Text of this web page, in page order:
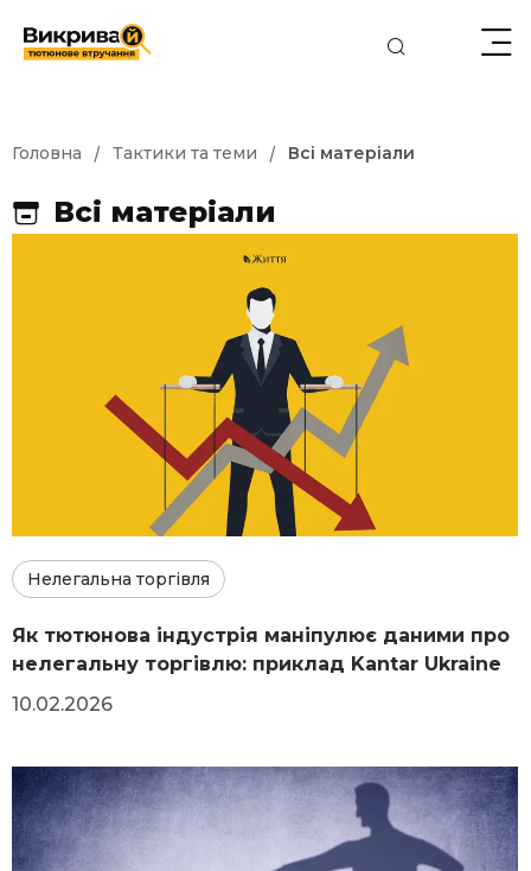
Головна / Тактики та теми / Всі матеріали
Всі матеріали
Нелегальна торгівля
Як тютюнова індустрія маніпулює даними про
нелегальну торгівлю: приклад Kantar Ukraine
10.02.2026